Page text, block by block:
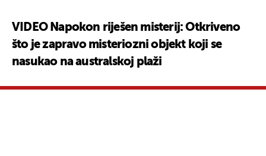
VIDEO Napokon riješen misterij: Otkriveno
što je zapravo misteriozni objekt koji se
nasukao na australskoj plaži